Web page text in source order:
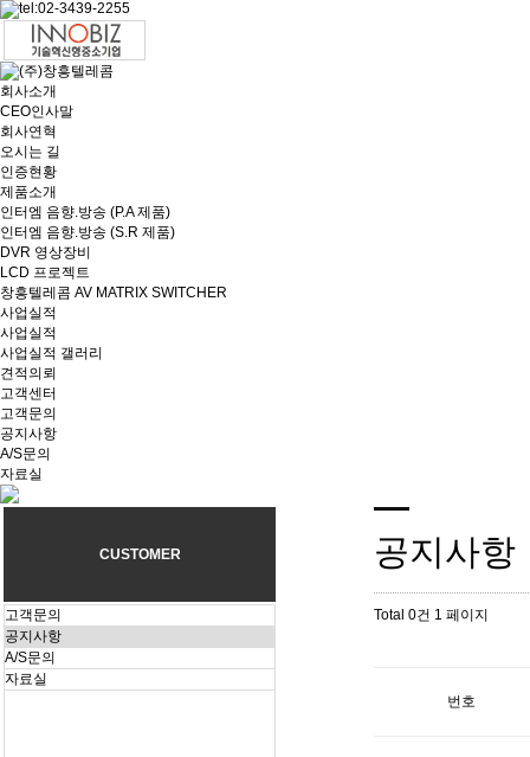
회사소개
CEO인사말
회사연혁
오시는 길
인증현황
제품소개
인터엠 음향.방송 (P.A 제품)
인터엠 음향.방송 (S.R 제품)
DVR 영상장비
LCD 프로젝트
창흥텔레콤 AV MATRIX SWITCHER
사업실적
사업실적
사업실적 갤러리
견적의뢰
고객센터
고객문의
공지사항
A/S문의
자료실
CUSTOMER
고객문의
공지사항
A/S문의
자료실
공지사항
Total 0건 1 페이지
번호